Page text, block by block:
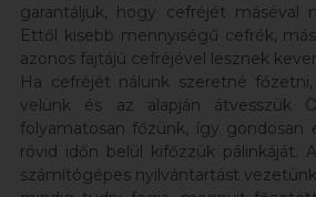
garantáljuk, hogy cefréjét máséval
Ettől kisebb mennyiségű cefrék,
azonos fajtájú cefréjével lesznek
Ha cefréjét nálunk szeretné
velünk és az alapján átvesszük
folyamatosan főzünk, így gondosan
rövid időn belül kifőzzük pálinkáját.
számítógépes nyilvántartást